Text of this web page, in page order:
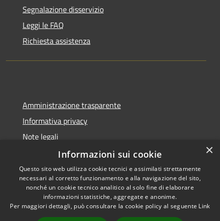
Segnalazione disservizio
Leggi le FAQ
Richiesta assistenza
Amministrazione trasparente
Informativa privacy
Note legali
Dichiarazione di accessibilità
RSS
Accessibilità
Copyright © 2026 • Comune di
Valeggio • Powered by
×
Informazioni sui cookie
Questo sito web utilizza cookie tecnici e assimilati strettamente
necessari al corretto funzionamento e alla navigazione del sito,
nonché un cookie tecnico analitico al solo fine di elaborare
informazioni statistiche, aggregate e anonime.
Per maggiori dettagli, può consultare la cookie policy al seguente Link